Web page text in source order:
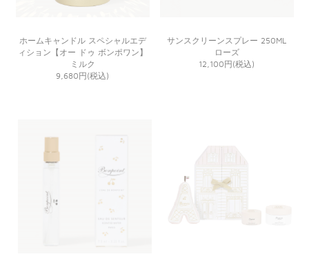
ホームキャンドル スペシャルエデ
ィション【オー ドゥ ボンポワン】
ミルク
9,680円(税込)
サンスクリーンスプレー 250ML
ローズ
12,100円(税込)